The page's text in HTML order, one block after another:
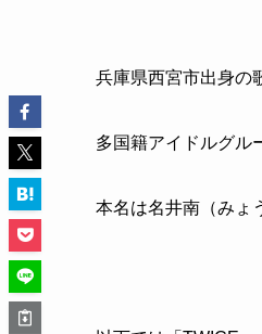
兵庫県西宮市出身の
多国籍アイドルグル
本名は名井南（みょ